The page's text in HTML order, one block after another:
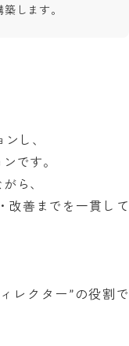
します。
し、
です。
ら、
改善までを一貫して
レクター”の役割で